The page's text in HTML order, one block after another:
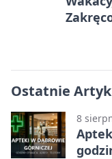
Ostatnie
8